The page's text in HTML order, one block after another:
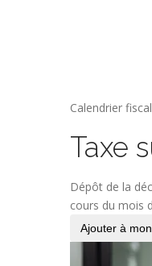
Calendrier fiscal
Taxe
Dépôt de la
cours du mois
Ajouter à